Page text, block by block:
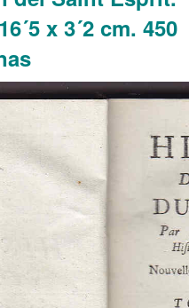
x 3´2 cm. 450